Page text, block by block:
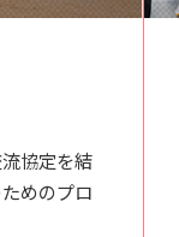
協定を結
めのプロ